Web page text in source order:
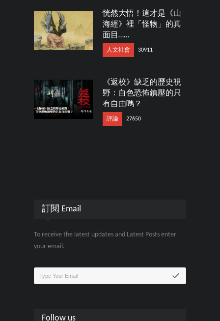
恍然大悟！這才是《山
海經》裡「怪物」的真
面目……
人文社會 30911
《返校》缺乏的歷史視
野：白色恐怖鎮壓的只
有自由嗎？
評論 27650
訂閱 Email
To receive the latest updates and Latest Posts enter
your email.
Follow us